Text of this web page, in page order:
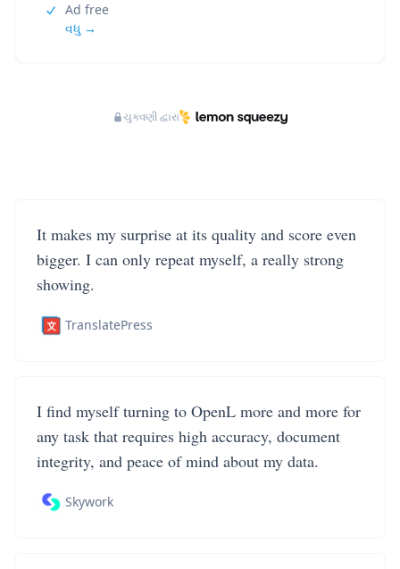
Ad free
વધુ →
ચુકવણી દ્વારા
It makes my surprise at its quality and score even
bigger. I can only repeat myself, a really strong
showing.
TranslatePress
I find myself turning to OpenL more and more for
any task that requires high accuracy, document
integrity, and peace of mind about my data.
Skywork